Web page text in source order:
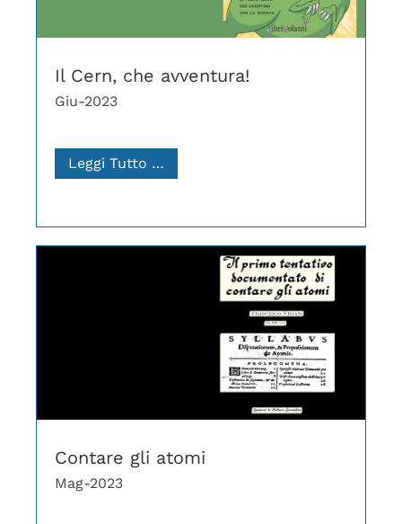
Il Cern, che avventura!
Giu-2023
Leggi Tutto …
Contare gli atomi
Mag-2023